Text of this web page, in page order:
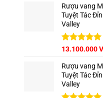
là:
15.000.000
Rượu vang
Tuyệt Tác
Valley
Được xếp
5 sao
13.100.000
Rượu vang
Tuyệt Tác
Valley